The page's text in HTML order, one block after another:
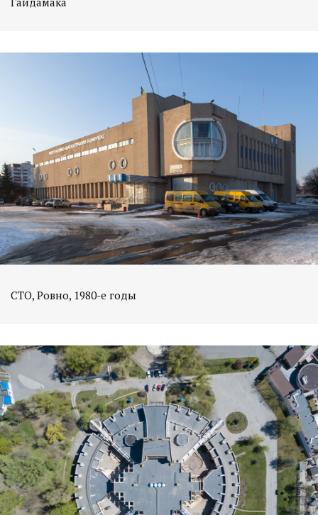
СТО, Ровно, 1980-е годы